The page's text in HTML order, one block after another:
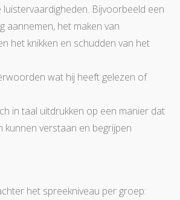
luistervaardigheden. Bijvoorbeeld een
aannemen, het maken van
het knikken en schudden van het
wat hij heeft gelezen of
in taal uitdrukken op een manier dat
kunnen verstaan en begrijpen
het spreekniveau per groep: